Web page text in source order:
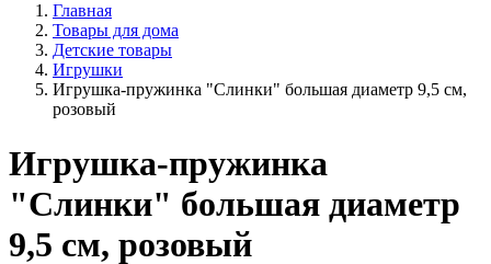
Главная
Товары для дома
Детские товары
Игрушки
Игрушка-пружинка "Слинки" большая диаметр 9,5 см,
розовый
Игрушка-пружинка
"Слинки" большая диаметр
9,5 см, розовый